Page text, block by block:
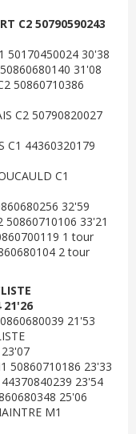
C2 50790590243
50170450024 30'38
31'08
50860710386
C2 50790820027
C1 44360320179
C1
32'59
50860710106 33'21
1 tour
2 tour
21'26
21'53
50860710186 23'33
44370840239 23'54
25'06
M1